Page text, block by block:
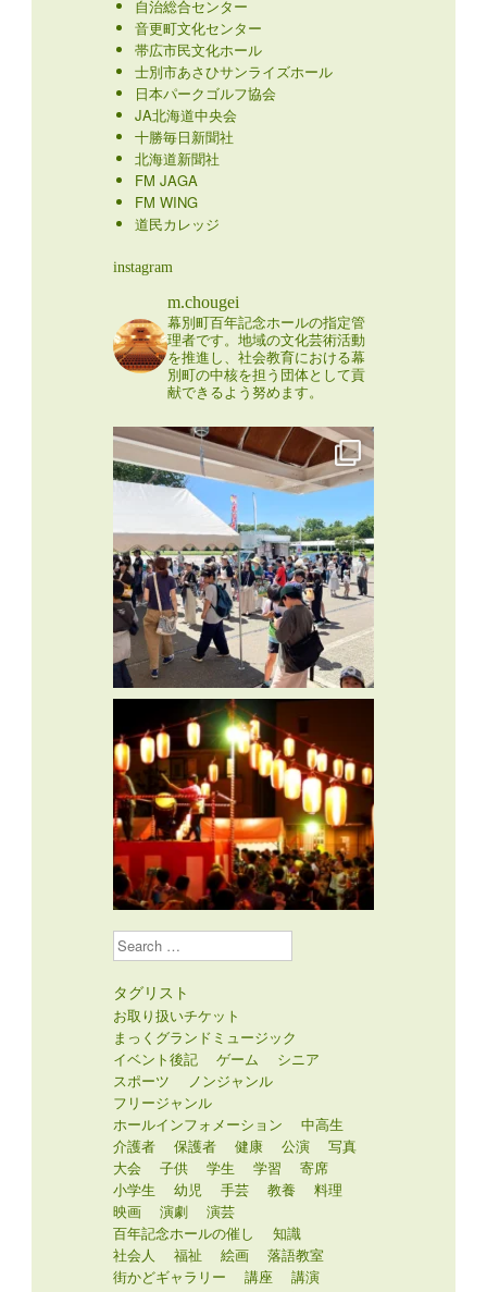
自治総合センター
音更町文化センター
帯広市民文化ホール
士別市あさひサンライズホール
日本パークゴルフ協会
JA北海道中央会
十勝毎日新聞社
北海道新聞社
FM JAGA
FM WING
道民カレッジ
instagram
m.chougei
幕別町百年記念ホールの指定管
理者です。地域の文化芸術活動
を推進し、社会教育における幕
別町の中核を担う団体として貢
献できるよう努めます。
Search
タグリスト
お取り扱いチケット
まっくグランドミュージック
イベント後記
ゲーム
シニア
スポーツ
ノンジャンル
フリージャンル
ホールインフォメーション
中高生
介護者
保護者 健康 公演
写真
大会
子供 学生 学習
寄席
小学生
幼児 手芸 教養
料理
映画
演劇
演芸
百年記念ホールの催し
知識
社会人
福祉 絵画
落語教室
街かどギャラリー
講座
講演